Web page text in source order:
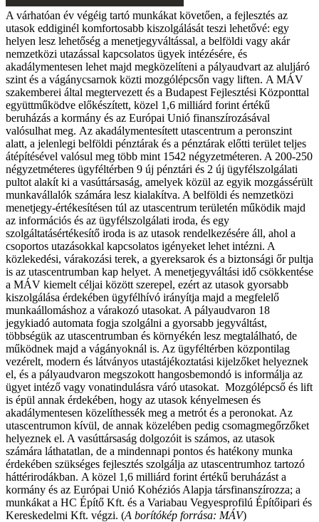
A várhatóan év végéig tartó munkákat követően, a fejlesztés az
utasok eddiginél komfortosabb kiszolgálását teszi lehetővé: egy
helyen lesz lehetőség a menetjegyváltással, a belföldi vagy akár
nemzetközi utazással kapcsolatos ügyek intézésére, és
akadálymentesen lehet majd megközelíteni a pályaudvart az aluljáró
szint és a vágánycsarnok közti mozgólépcsőn vagy liften. A MÁV
szakemberei által megtervezett és a Budapest Fejlesztési Központtal
együttműködve előkészített, közel 1,6 milliárd forint értékű
beruházás a kormány és az Európai Unió finanszírozásával
valósulhat meg. Az akadálymentesített utascentrum a peronszint
alatt, a jelenlegi belföldi pénztárak és a pénztárak előtti terület teljes
átépítésével valósul meg több mint 1542 négyzetméteren. A 200-250
négyzetméteres ügyféltérben 9 új pénztári és 2 új ügyfélszolgálati
pultot alakít ki a vasúttársaság, amelyek közül az egyik mozgássérült
munkavállalók számára lesz kialakítva. A belföldi és nemzetközi
menetjegy-értékesítésen túl az utascentrum területén működik majd
az információs és az ügyfélszolgálati iroda, és egy
szolgáltatásértékesítő iroda is az utasok rendelkezésére áll, ahol a
csoportos utazásokkal kapcsolatos igényeket lehet intézni. A
közlekedési, várakozási terek, a gyereksarok és a biztonsági őr pultja
is az utascentrumban kap helyet. A menetjegyváltási idő csökkentése
a MÁV kiemelt céljai között szerepel, ezért az utasok gyorsabb
kiszolgálása érdekében ügyfélhívó irányítja majd a megfelelő
munkaállomáshoz a várakozó utasokat. A pályaudvaron 18
jegykiadó automata fogja szolgálni a gyorsabb jegyváltást,
többségük az utascentrumban és környékén lesz megtalálható, de
működnek majd a vágányoknál is. Az ügyféltérben központilag
vezérelt, modern és látványos utastájékoztatási kijelzőket helyeznek
el, és a pályaudvaron megszokott hangosbemondó is informálja az
ügyet intéző vagy vonatindulásra váró utasokat. Mozgólépcső és lift
is épül annak érdekében, hogy az utasok kényelmesen és
akadálymentesen közelíthessék meg a metrót és a peronokat. Az
utascentrumon kívül, de annak közelében pedig csomagmegőrzőket
helyeznek el. A vasúttársaság dolgozóit is számos, az utasok
számára láthatatlan, de a mindennapi pontos és hatékony munka
érdekében szükséges fejlesztés szolgálja az utascentrumhoz tartozó
háttérirodákban. A közel 1,6 milliárd forint értékű beruházást a
kormány és az Európai Unió Kohéziós Alapja társfinanszírozza; a
munkákat a HC Építő Kft. és a Variabau Vegyesprofilú Építőipari és
Kereskedelmi Kft. végzi. (A borítókép forrása: MÁV)